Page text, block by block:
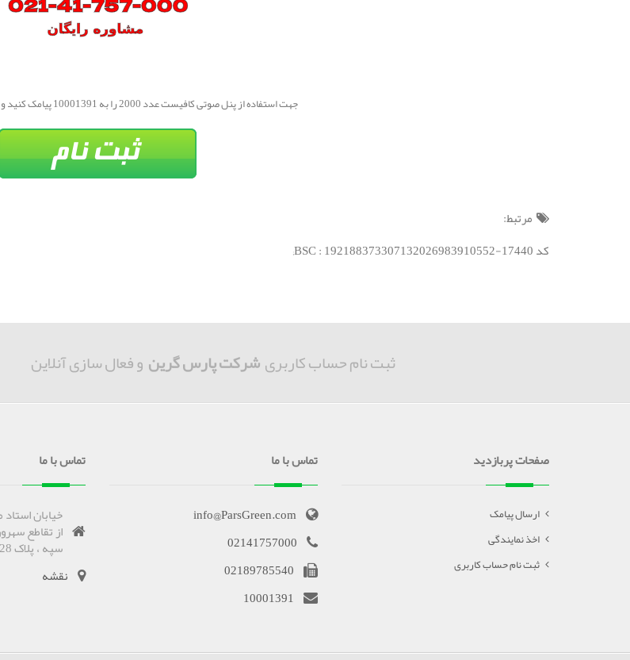
جهت استفاده از پنل صوتی کافیست عدد 2000 را به 10001391 پیامک کنید و یا از لینک زیر اقدام نمایید.
مرتبط:
کد BSC : 192188373307132026983910552-17440;
ثبت نام حساب کاربریشرکت پارس گرین و فعال سازی آنلاین
صفحات پربازدید
ارسال پیامک
اخذ نمایندگی
ثبت نام حساب کاربری
تماس با ما
info@ParsGreen.com
02141757000
02189785540
10001391
تماس با ما
خیابان
از تقاطع
سپه ، پلاک 28
نقشه